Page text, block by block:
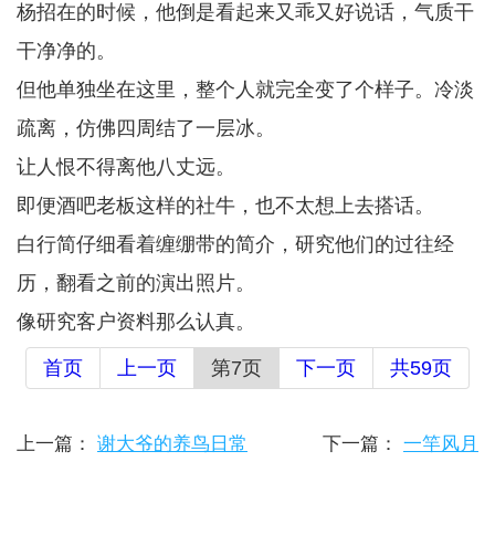
杨招在的时候，他倒是看起来又乖又好说话，气质干
干净净的。
但他单独坐在这里，整个人就完全变了个样子。冷淡
疏离，仿佛四周结了一层冰。
让人恨不得离他八丈远。
即便酒吧老板这样的社牛，也不太想上去搭话。
白行简仔细看着缠绷带的简介，研究他们的过往经
历，翻看之前的演出照片。
像研究客户资料那么认真。
首页 上一页 第7页 下一页 共59页
上一篇： 谢大爷的养鸟日常 下一篇： 一竿风月